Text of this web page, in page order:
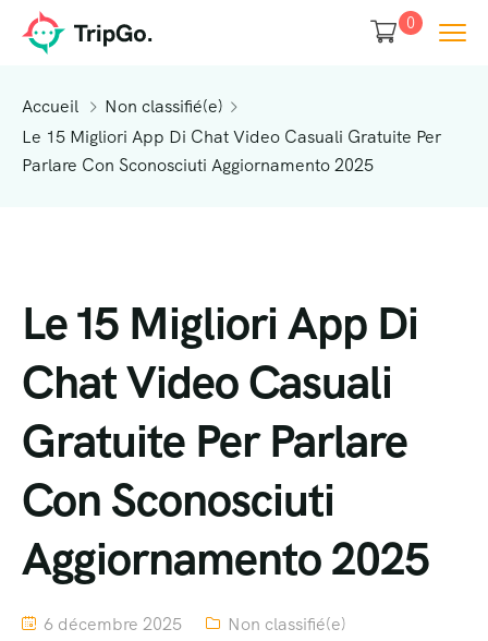
0
Accueil
Non classifié(e)
Le 15 Migliori App Di Chat Video Casuali Gratuite Per
Parlare Con Sconosciuti Aggiornamento 2025
Le 15 Migliori App Di
Chat Video Casuali
Gratuite Per Parlare
Con Sconosciuti
Aggiornamento 2025
6 décembre 2025
Non classifié(e)